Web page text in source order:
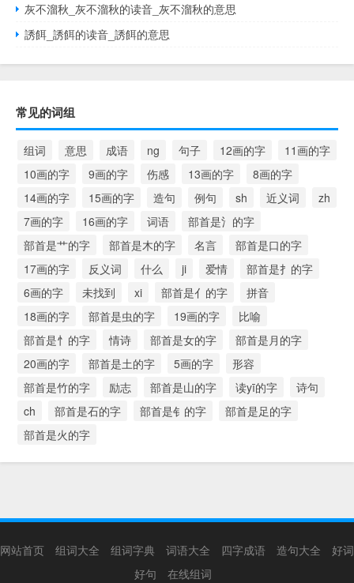
灰不溜秋_灰不溜秋的读音_灰不溜秋的意思
誘餌_誘餌的读音_誘餌的意思
常见的词组
组词 意思 成语 ng 句子 12画的字
11画的字
10画的字
9画的字 伤感 13画的字
8画的字
14画的字
15画的字 造句 例句 sh 近义词
zh
7画的字
16画的字 词语
部首是氵的字
部首是艹的字
部首是木的字 名言
部首是口的字
17画的字
反义词 什么 ji 爱情
部首是扌的字
6画的字
未找到 xi 部首是亻的字
拼音
18画的字
部首是虫的字 19画的字
比喻
部首是忄的字
情诗 部首是女的字
部首是月的字
20画的字
部首是土的字 5画的字
形容
部首是竹的字
励志 部首是山的字 读yī的字
诗句
ch
部首是石的字 部首是钅的字
部首是足的字
部首是火的字
网站首页 组词大全 组词字典 词语大全 四字成语 造句大全
好词
好句
在线组词